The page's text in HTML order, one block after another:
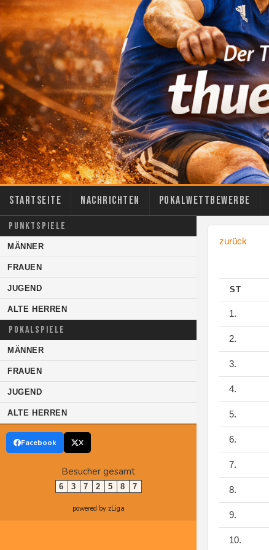
Startseite Nachrichten Pokalwettbewerbe
PUNKTSPIELE
MÄNNER
FRAUEN
JUGEND
ALTE HERREN
POKALSPIELE
MÄNNER
FRAUEN
JUGEND
ALTE HERREN
Facebook X
Besucher gesamt
6 3 7 2 5 8 7
powered by zLiga
zurück
ST
1.
2.
3.
4.
5.
6.
7.
8.
9.
10.